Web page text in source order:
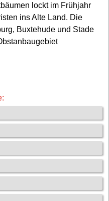
lockt im Frühjahr
ins Alte Land. Die
Buxtehude und Stade